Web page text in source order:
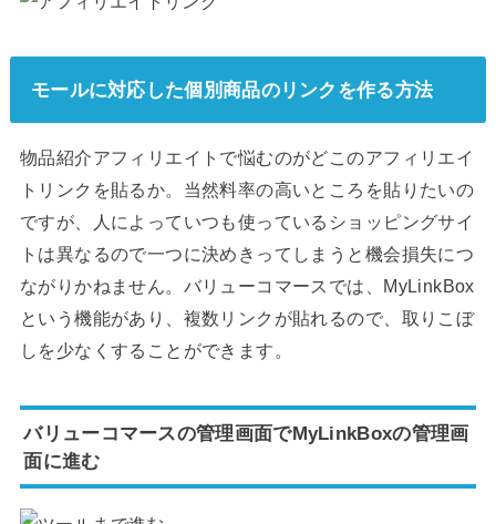
モールに対応した個別商品のリンクを作る方法
物品紹介アフィリエイトで悩むのがどこのアフィリエイ
トリンクを貼るか。当然料率の高いところを貼りたいの
ですが、人によっていつも使っているショッピングサイ
トは異なるので一つに決めきってしまうと機会損失につ
ながりかねません。バリューコマースでは、MyLinkBox
という機能があり、複数リンクが貼れるので、取りこぼ
しを少なくすることができます。
バリューコマースの管理画面でMyLinkBoxの管理画
面に進む